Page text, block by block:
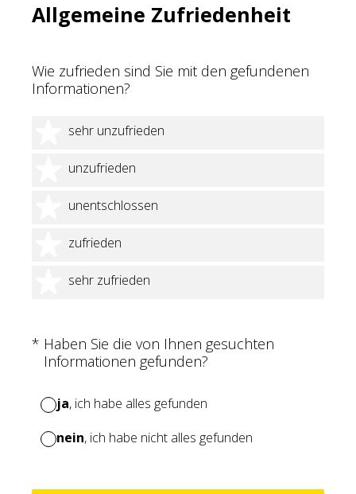
Allgemeine Zufriedenheit
Wie zufrieden sind Sie mit den gefundenen
Informationen?
sehr unzufrieden
1 Stern
unzufrieden
2 Sterne
unentschlossen
3 Sterne
zufrieden
4 Sterne
sehr zufrieden
5 Sterne
* Haben Sie die von Ihnen gesuchten
Informationen gefunden?
(Erforderlich.)
ja, ich habe alles gefunden
nein, ich habe nicht alles gefunden